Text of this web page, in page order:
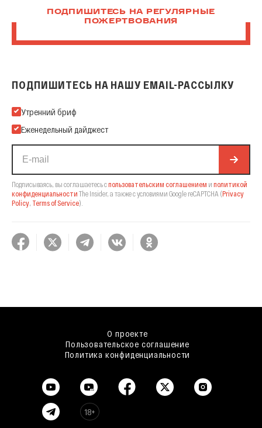
ПОДПИШИТЕСЬ НА РЕГУЛЯРНЫЕ
ПОЖЕРТВОВАНИЯ
ПОДПИШИТЕСЬ НА НАШУ EMAIL-РАССЫЛКУ
Подпишитесь на нашу Email-рассылку
Утренний бриф
Еженедельный дайджест
Подписываясь, вы соглашаетесь спользовательским соглашением и политикой
конфиденциальности The Insider, а также с условиями Google reCAPTCHA (Privacy
Policy Terms of Service).
О проекте
Пользовательское соглашение
Политика конфиденциальности
18+